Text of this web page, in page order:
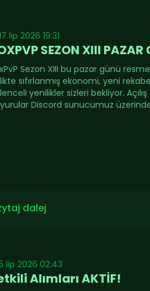
lip 2026 19:31
SEZON XIII PAZAR
Sezon XIII bu pazar günü
sıfırlanmış ekonomi, yeni
yenilikler sizleri bekliyor.
Discord sunucumuz
dalej
lip 2026 02:43
Alımları AKTİF!